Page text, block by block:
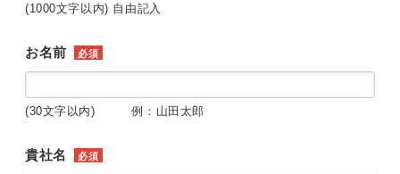
(1000文字以内) 自由記入
お名前 必須
(30文字以内) 例：山田太郎
貴社名 必須